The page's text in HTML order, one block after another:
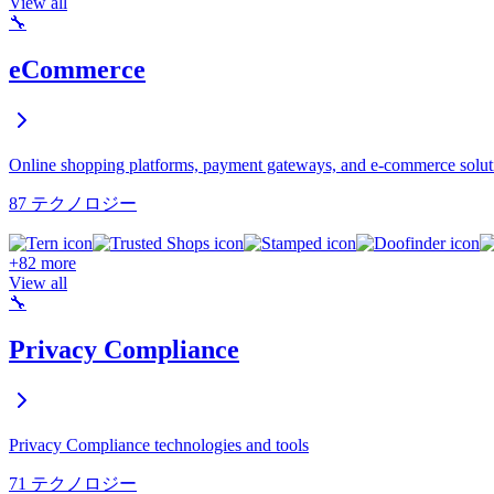
🔧
eCommerce
Online shopping platforms, payment gateways, and e-commerce
87 テクノロジー
+82 more
View all
🔧
Privacy Compliance
Privacy Compliance technologies and tools
71 テクノロジー